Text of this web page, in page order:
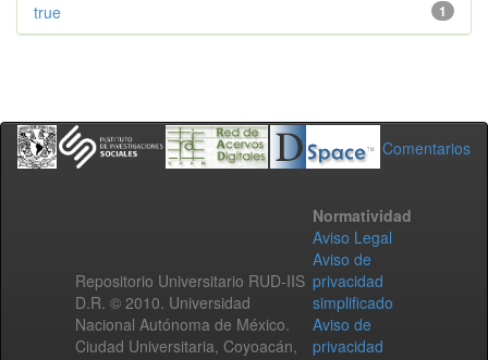
1
true
Comentarios
Repositorio Universitario RUD-IIS
D.R. © 2010. Universidad
Nacional Autónoma de México.
Ciudad Universitaria, Coyoacán,
Normatividad
Aviso Legal
Aviso de
privacidad
simplificado
Aviso de
privacidad